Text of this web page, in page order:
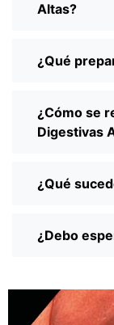
Altas?
¿Qué
¿Cómo se
Digestivas
¿Qué
¿Debo